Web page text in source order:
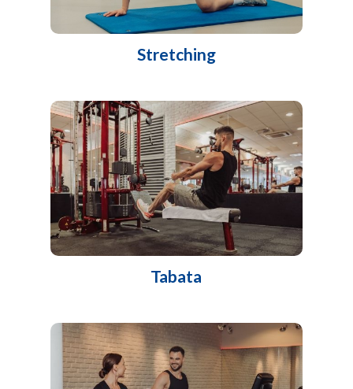
Stretching
Tabata